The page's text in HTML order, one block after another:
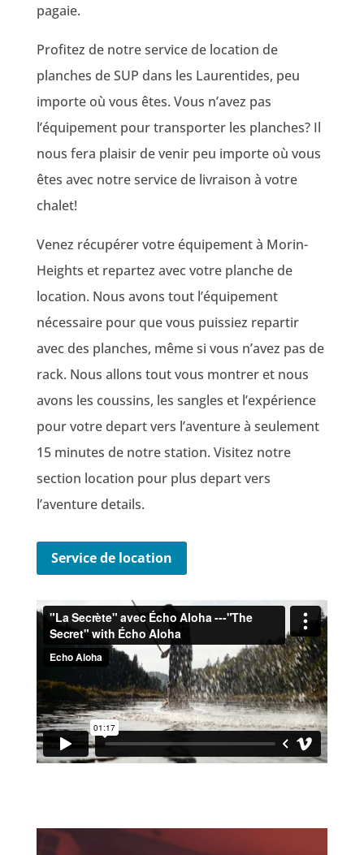
pagaie.
Profitez de notre service de location de
planches de SUP dans les Laurentides, peu
importe où vous êtes. Vous n’avez pas
l’équipement pour transporter les planches? Il
nous fera plaisir de venir peu importe où vous
êtes avec notre service de livraison à votre
chalet!
Venez récupérer votre équipement à Morin-
Heights et repartez avec votre planche de
location. Nous avons tout l’équipement
nécessaire pour que vous puissiez repartir
avec des planches, même si vous n’avez pas de
rack. Nous allons tout vous montrer et nous
avons les coussins, les sangles et l’expérience
pour votre depart vers l’aventure à seulement
15 minutes de notre station. Visitez notre
section location pour plus depart vers
l’aventure details.
Service de location